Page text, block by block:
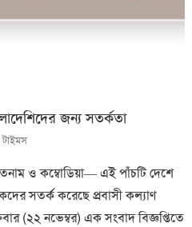
জন্য সতর্কতা
টাইমস
ও কম্বোডিয়া— এই পাঁচটি দেশে
সতর্ক করেছে প্রবাসী কল্যাণ
(২২ নভেম্বর) এক সংবাদ বিজ্ঞপ্তিতে